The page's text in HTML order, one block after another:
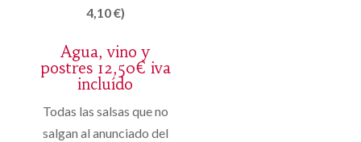
4,10 €)
Agua, vino y
postres 12,50€ iva
incluído
Todas las salsas que no
salgan al anunciado del